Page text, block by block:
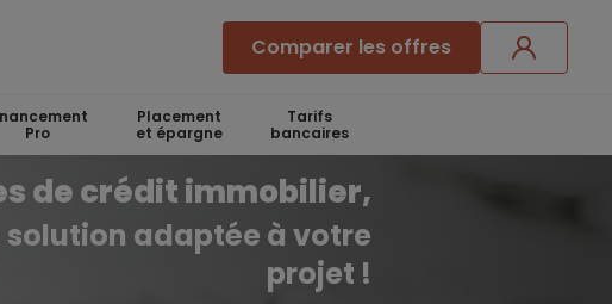
Comparer les offres
Pro
Placement
et épargne
Tarifs
bancaires
de crédit immobilier,
solution adaptée à votre
projet !